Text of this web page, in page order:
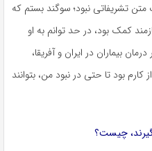
تشریفاتی نبود؛ سوگند بستم که
کمک بود، در حد توانم به او
علاوه بر درمان بیماران در ایران و آفریقا،
بود تا حتی در نبود من، بتوانند
چیست؟